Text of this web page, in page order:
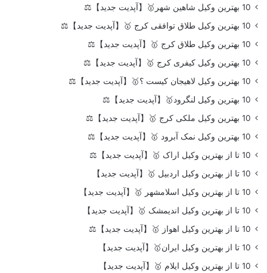
10 بهترین وکیل شاهین شهر🥇【آپدیت جدید】⚖️
10 بهترین وکیل طلاق توافقی کرج 🥇【آپدیت جدید】⚖️
10 بهترین وکیل طلاق کرج 🥇【آپدیت جدید】⚖️
10 بهترین وکیل کیفری کرج 🥇【آپدیت جدید】⚖️
10 بهترین وکیل لاهیجان کیست ؟🥇【آپدیت جدید】⚖️
10 بهترین وکیل لنگرود🥇【آپدیت جدید】⚖️
10 بهترین وکیل ملکی کرج 🥇【آپدیت جدید】⚖️
10 بهترین وکیل نمک آبرود 🥇【آپدیت جدید】⚖️
10 تا از بهترین وکیل اراک 🥇【آپدیت جدید】⚖️
10 تا از بهترین وکیل اردبیل 🥇【آپدیت جدید】
10 تا از بهترین وکیل اسلامشهر 🥇【آپدیت جدید】
10 تا از بهترین وکیل اندیمشک 🥇【آپدیت جدید】
10 تا از بهترین وکیل اهواز 🥇【آپدیت جدید】⚖️
10 تا از بهترین وکیل ایران🥇【آپدیت جدید】
10 تا از بهترین وکیل ایلام 🥇【آپدیت جدید】